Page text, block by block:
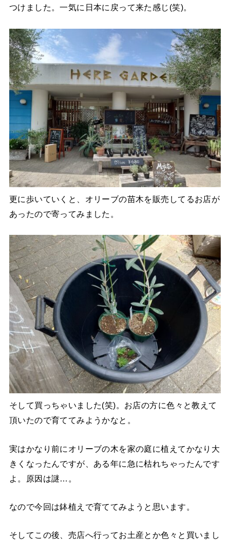
つけました。一気に日本に戻って来た感じ(笑)。
更に歩いていくと、オリーブの苗木を販売してるお店が
あったので寄ってみました。
そして買っちゃいました(笑)。お店の方に色々と教えて
頂いたので育ててみようかなと。
実はかなり前にオリーブの木を家の庭に植えてかなり大
きくなったんですが、ある年に急に枯れちゃったんです
よ。原因は謎…。
なので今回は鉢植えで育ててみようと思います。
そしてこの後、売店へ行ってお土産とか色々と買いまし